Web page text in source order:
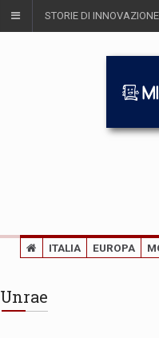
STORIE DI
ITALIA EUROPA
Unrae